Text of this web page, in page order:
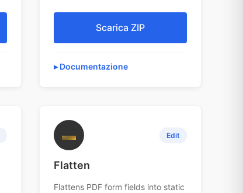
Scarica ZIP
Documentazione
▬ Edit
Flatten
Flattens PDF form fields into static